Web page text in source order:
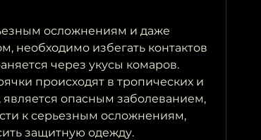
необходимо избегать контактов
через укусы комаров.
происходят в тропических и
опасным заболеванием,
к серьезным осложнениям,
защитную одежду.